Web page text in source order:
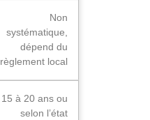
Non
systématique,
dépend du
règlement local
15 à 20 ans ou
selon l’état